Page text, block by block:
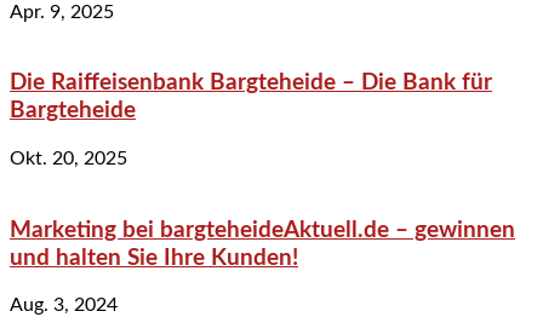
Apr. 9, 2025
Die Raiffeisenbank Bargteheide – Die Bank für
Bargteheide
Okt. 20, 2025
Marketing bei bargteheideAktuell.de – gewinnen
und halten Sie Ihre Kunden!
Aug. 3, 2024